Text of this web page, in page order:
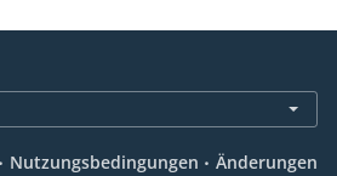
. Nutzungsbedingungen . Änderungen